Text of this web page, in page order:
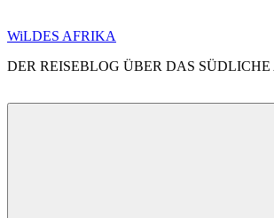
Zum
springen
WiLDES AFRIKA
DER REISEBLOG ÜBER DAS